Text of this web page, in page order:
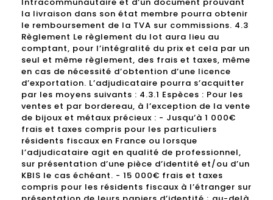
la livraison dans son état membre pourra obtenir
le remboursement de la TVA sur commissions. 4.3
Règlement Le règlement du lot aura lieu au
comptant, pour l’intégralité du prix et cela par un
seul et même règlement, des frais et taxes, même
en cas de nécessité d’obtention d’une licence
d’exportation. L’adjudicataire pourra s’acquitter
par les moyens suivants : 4.3.1 Espèces : Pour les
ventes et par bordereau, à l’exception de la vente
de bijoux et métaux précieux : - Jusqu’à 1 000€
frais et taxes compris pour les particuliers
résidents fiscaux en France ou lorsque
l’adjudicataire agit en qualité de professionnel,
sur présentation d’une pièce d’identité et/ou d’un
KBIS le cas échéant. - 15 000€ frais et taxes
compris pour les résidents fiscaux à l’étranger sur